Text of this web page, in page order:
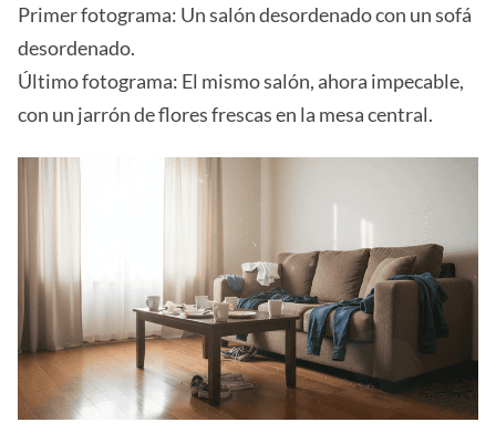
Primer fotograma: Un salón desordenado con un sofá
desordenado.
Último fotograma: El mismo salón, ahora impecable,
con un jarrón de flores frescas en la mesa central.